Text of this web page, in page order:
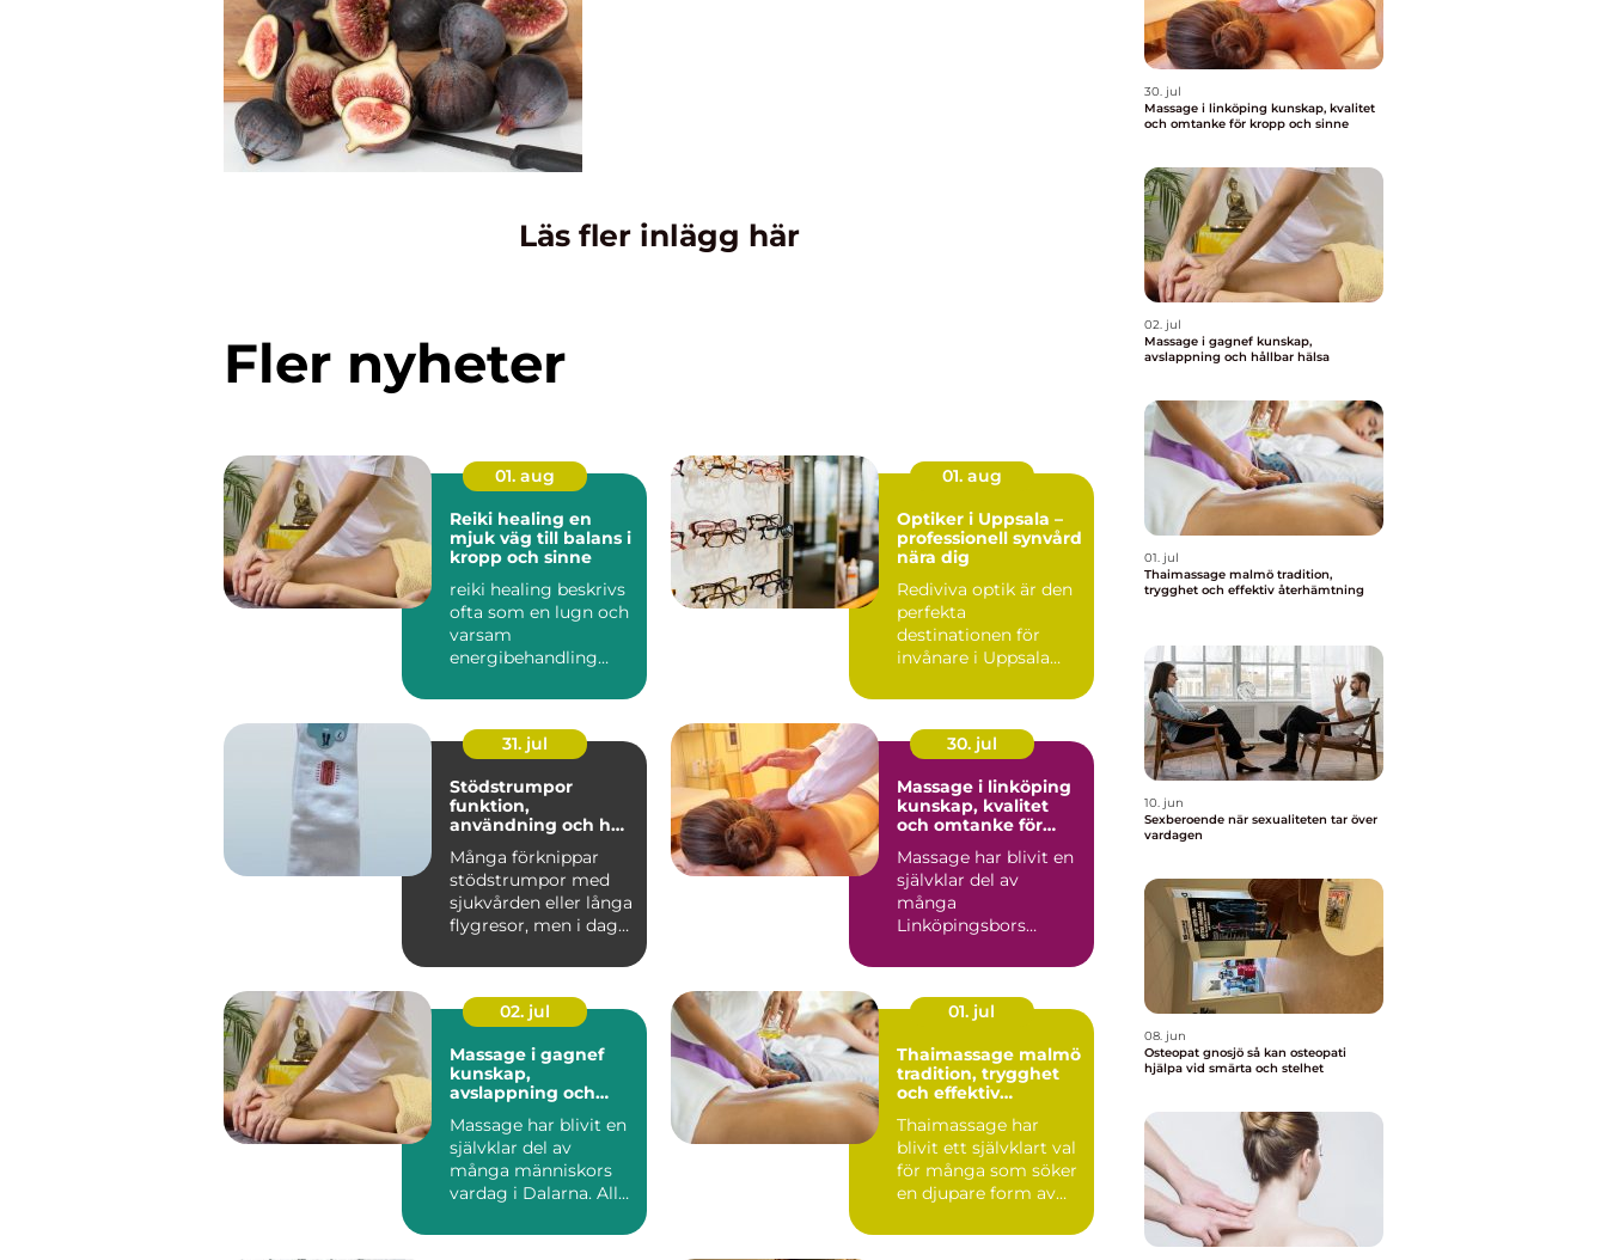
Läs fler inlägg här
Fler nyheter
01. aug
Reiki healing en
mjuk väg till balans i
kropp och sinne
reiki healing beskrivs
ofta som en lugn och
varsam
energibehandling
egen förmåg...
01. aug
Optiker i Uppsala –
professionell synvård
nära dig
Rediviva optik är den
perfekta
destinationen för
invånare i Uppsala
31. jul
Stödstrumpor
funktion,
användning och hur
Många förknippar
stödstrumpor med
sjukvården eller långa
flygresor, men i dag
h...
30. jul
Massage i linköping
kunskap, kvalitet
och omtanke för
Massage har blivit en
självklar del av
många
Linköpingsbors
hjälp för spända axl...
02. jul
Massage i gagnef
kunskap,
avslappning och
Massage har blivit en
självklar del av
många människors
vardag i Dalarna. Allt
...
01. jul
Thaimassage malmö
tradition, trygghet
och effektiv
Thaimassage har
blivit ett självklart val
för många som söker
en djupare form av
smä...
30. jul
Massage i linköping kunskap, kvalitet
och omtanke för kropp och sinne
02. jul
Massage i gagnef kunskap,
avslappning och hållbar hälsa
01. jul
Thaimassage malmö tradition,
trygghet och effektiv återhämtning
10. jun
Sexberoende när sexualiteten tar över
vardagen
08. jun
Osteopat gnosjö så kan osteopati
hjälpa vid smärta och stelhet